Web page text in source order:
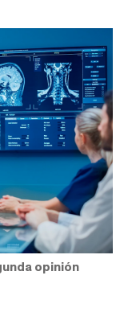
opinión